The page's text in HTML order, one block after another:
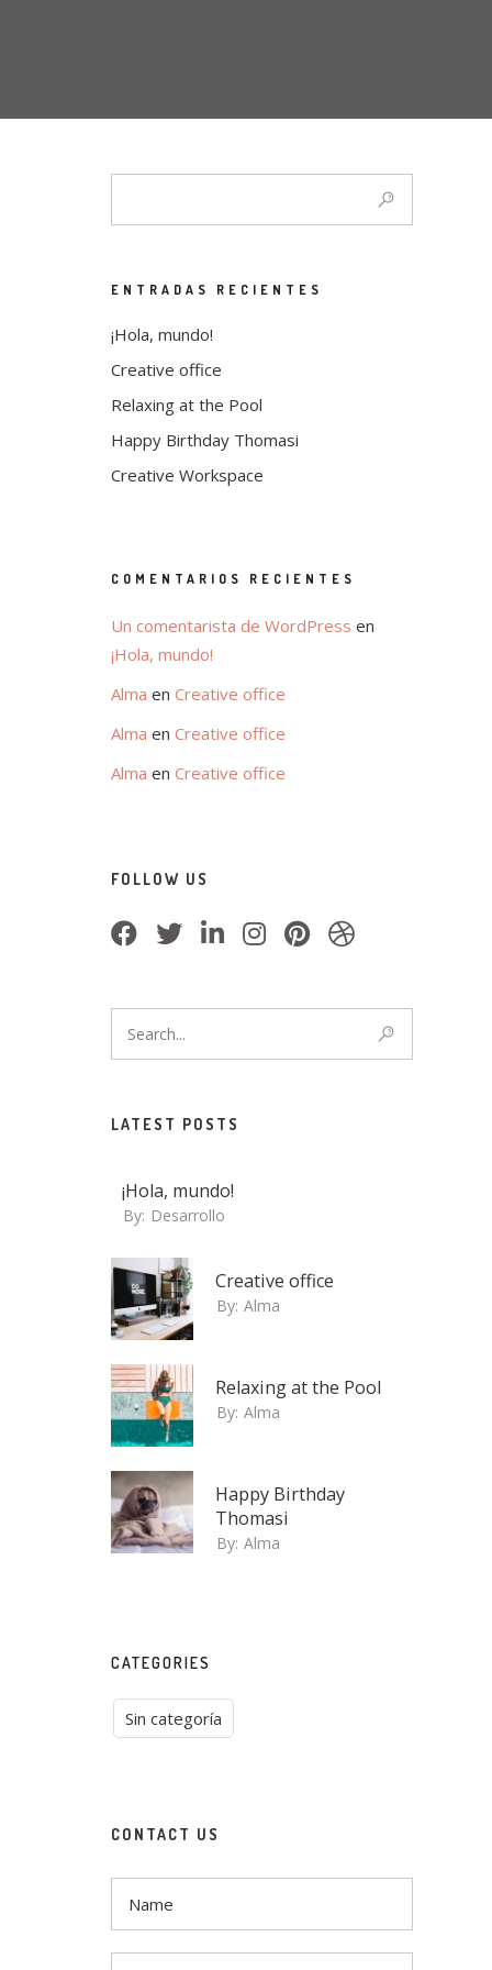
ENTRADAS RECIENTES
¡Hola, mundo!
Creative office
Relaxing at the Pool
Happy Birthday Thomasi
Creative Workspace
COMENTARIOS RECIENTES
Un comentarista de WordPress en
¡Hola, mundo!
Alma en Creative office
Alma en Creative office
Alma en Creative office
FOLLOW US
LATEST POSTS
¡Hola, mundo!
By: Desarrollo
Creative office
By: Alma
Relaxing at the Pool
By: Alma
Happy Birthday
Thomasi
By: Alma
CATEGORIES
Sin categoría
CONTACT US